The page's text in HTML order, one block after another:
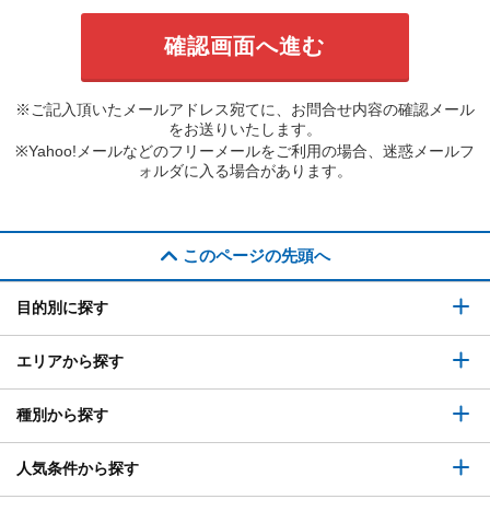
※ご記入頂いたメールアドレス宛てに、お問合せ内容の確認メール
をお送りいたします。
※Yahoo!メールなどのフリーメールをご利用の場合、迷惑メールフ
ォルダに入る場合があります。
このページの先頭へ
目的別に探す
エリアから探す
種別から探す
人気条件から探す